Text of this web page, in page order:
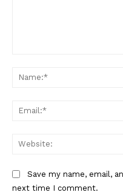
Save my name, email,
next time I comment.